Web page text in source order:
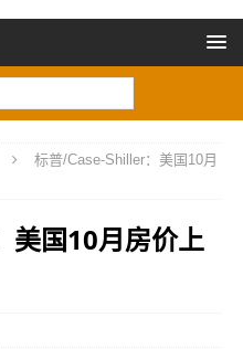
标普/Case-Shiller：美国10月
国10月房价上